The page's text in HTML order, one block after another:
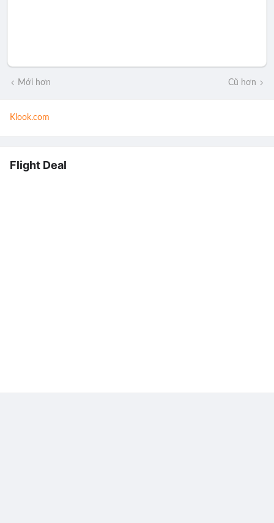
Mới hơn Cũ hơn
Klook.com
Flight Deal